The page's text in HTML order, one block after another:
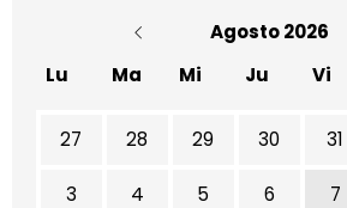
Agosto 2026
Lu
Ma Mi Ju Vi
No hay ninguna actividad este mes
27 28 29 30 31
3 4 5 6 7